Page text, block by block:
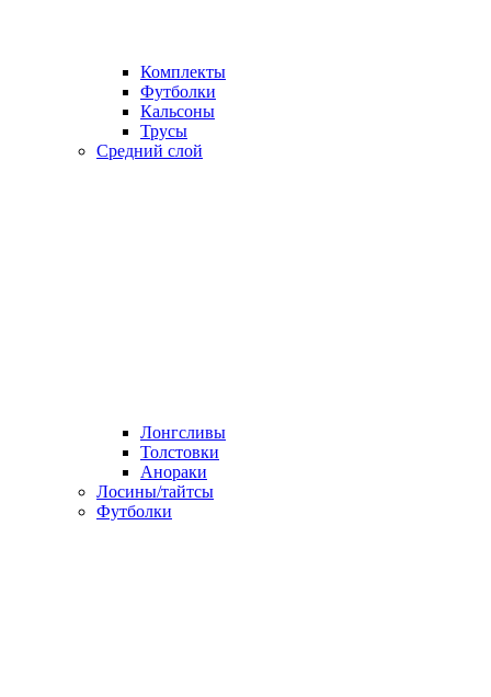
Комплекты
Футболки
Кальсоны
Трусы
Средний слой
Лонгсливы
Толстовки
Анораки
Лосины/тайтсы
Футболки